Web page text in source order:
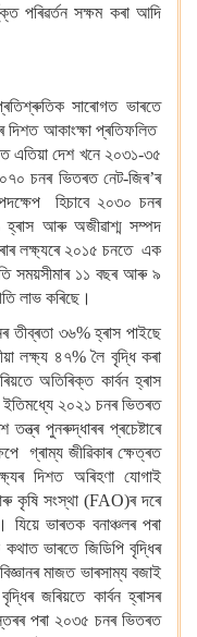
পৰিৱৰ্তন সক্ষম কৰা আদি
সাৰোগত ভাৰতে
দিশত আকাংক্ষা প্ৰতিফলিত
এতিয়া দেশ খনে ২০৩১-৩৫
চনৰ ভিতৰত নেট-জিৰ’ৰ
হিচাবে ২০৩০ চনৰ
হ্ৰাস আৰু অজীৱাশ্ম সম্পদ
লক্ষ্যৰে ২০১৫ চনতে এক
সময়সীমাৰ ১১ বছৰ আৰু ৯
লাভ কৰিছে।
তীব্ৰতা ৩৬% হ্ৰাস পাইছে
লক্ষ্য ৪৭% লৈ বৃদ্ধি কৰা
অতিৰিক্ত কাৰ্বন হ্ৰাস
২০২১ চনৰ ভিতৰত
পুনৰুদ্ধাৰৰ প্ৰচেষ্টাৰে
গ্ৰাম্য জীৱিকাৰ ক্ষেত্ৰত
দিশত অৰিহণা যোগাই
কৃষি সংস্থা (FAO)ৰ দৰে
যিয়ে ভাৰতক বনাঞ্চলৰ পৰা
ভাৰতে জিডিপি বৃদ্ধিৰ
মাজত ভাৰসাম্য বজাই
জৰিয়তে কাৰ্বন হ্ৰাসৰ
পৰা ২০৩৫ চনৰ ভিতৰত